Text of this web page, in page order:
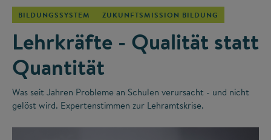
BILDUNGSSYSTEM ZUKUNFTSMISSION BILDUNG
Lehrkräfte - Qualität statt
Quantität
Was seit Jahren Probleme an Schulen verursacht - und nicht
gelöst wird. Expertenstimmen zur Lehramtskrise.